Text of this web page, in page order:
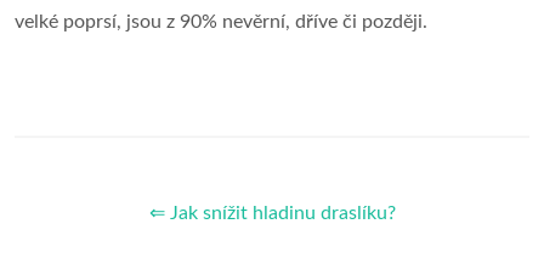
velké poprsí, jsou z 90% nevěrní, dříve či později.
⇐ Jak snížit hladinu draslíku?